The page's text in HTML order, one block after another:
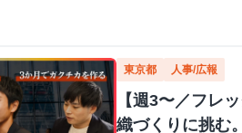
東京都 人事/広報
【週3〜／フレ
織づくりに挑む